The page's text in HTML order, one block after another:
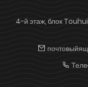
4-й этаж, блок